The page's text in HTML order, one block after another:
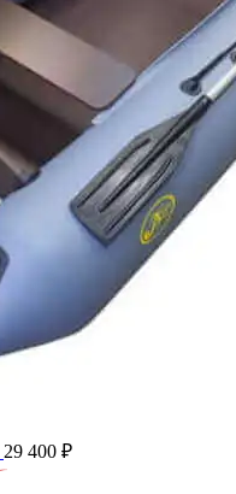
29 400 ₽